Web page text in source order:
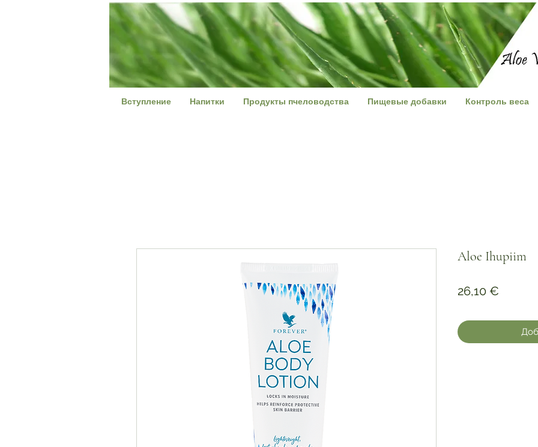
Вступление Напитки Продукты пчеловодства Пищевые добавки Контроль веса
Aloe Ihupiim
26,10 €